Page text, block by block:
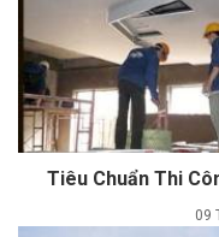
Tiêu Chuẩn Thi
09